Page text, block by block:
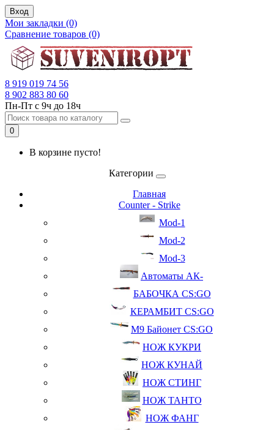
Вход
Мои закладки (0)
Сравнение товаров (0)
8 919 019 74 56
8 902 883 80 60
Пн-Пт с 9ч до 18ч
0
В корзине пусто!
Категории
Главная
Counter - Strike
Mod-1
Mod-2
Mod-3
Автоматы АК-
БАБОЧКА CS:GO
КЕРАМБИТ CS:GO
М9 Байонет CS:GO
НОЖ КУКРИ
НОЖ КУНАЙ
НОЖ СТИНГ
НОЖ ТАНТО
НОЖ ФАНГ